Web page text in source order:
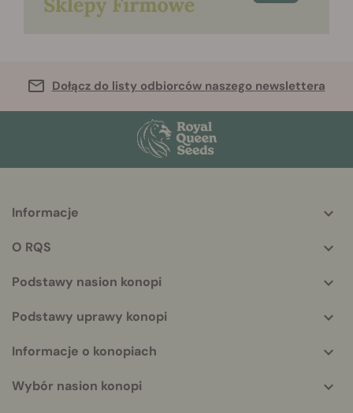
Dołącz do listy odbiorców naszego newslettera
More
info
Informacje
O RQS
Podstawy nasion konopi
Podstawy uprawy konopi
Informacje o konopiach
Wybór nasion konopi